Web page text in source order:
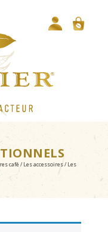
café / Les accessoires/ Les